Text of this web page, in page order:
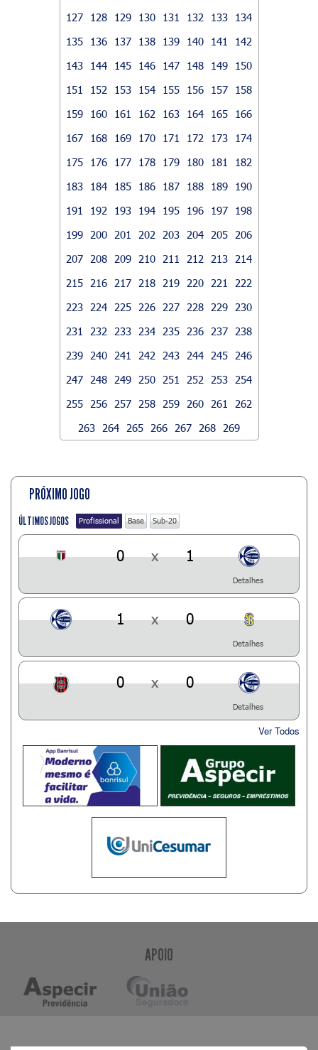
127
128 129 130 131 132 133
134
135
136 137 138 139 140 141
142
143
144 145 146 147 148 149
150
151
152 153 154 155 156 157
158
159
160 161 162 163 164 165
166
167
168 169 170 171 172 173
174
175
176 177 178 179 180 181
182
183
184 185 186 187 188 189
190
191
192 193 194 195 196 197
198
199
200 201 202 203 204 205
206
207
208 209 210 211 212 213
214
215
216 217 218 219 220 221
222
223
224 225 226 227 228 229
230
231
232 233 234 235 236 237
238
239
240 241 242 243 244 245
246
247
248 249 250 251 252 253
254
255
256 257 258 259 260 261
262
263
264 265 266 267 268 269
PRÓXIMO JOGO
ÚLTIMOS JOGOS Profissional Base Sub-20
0 x 1
Detalhes
1 x 0
Detalhes
0 x 0
Detalhes
Ver Todos
APOIO